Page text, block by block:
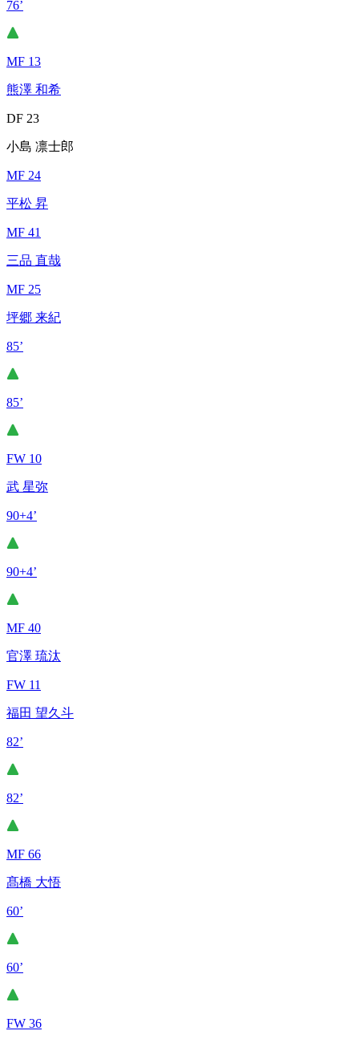
76’
MF 13
熊澤 和希
DF 23
小島 凛士郎
MF 24
平松 昇
MF 41
三品 直哉
MF 25
坪郷 来紀
85’
85’
FW 10
武 星弥
90+4’
90+4’
MF 40
官澤 琉汰
FW 11
福田 望久斗
82’
82’
MF 66
髙橋 大悟
60’
60’
FW 36